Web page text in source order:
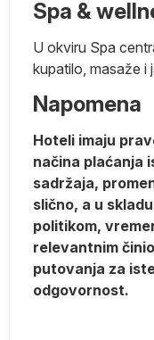
Spa &
U okviru Spa
kupatilo, masaže i
Napomena
Hoteli imaju
načina plaćanja
sadržaja,
slično, a u
politikom,
relevantnim
putovanja za
odgovornost.